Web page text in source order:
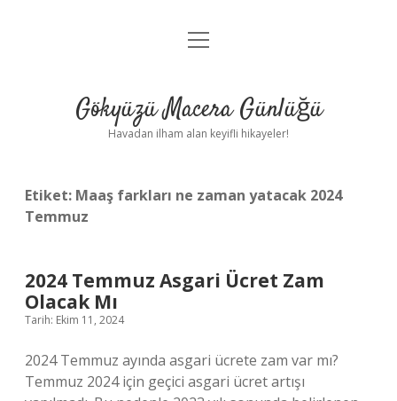
Anasayfa
Yasal Uyarı
menüyü
Gökyüzü Macera Günlüğü
Havadan ilham alan keyifli hikayeler!
Etiket: Maaş farkları ne zaman yatacak 2024
Temmuz
2024 Temmuz Asgari Ücret Zam
Olacak Mı
Tarih: Ekim 11, 2024
2024 Temmuz ayında asgari ücrete zam var mı?
Temmuz 2024 için geçici asgari ücret artışı